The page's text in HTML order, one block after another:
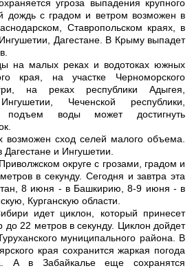
угроза выпадения крупного
дождь с градом и ветром возможен в
Ставропольском краях, в
Дагестане. В Крыму выпадет
на малых реках и водотоках южных
края, на участке Черноморского
на реках республики Адыгея,
Чеченской республики,
подъем воды может достигнуть
возможен сход селей малого объема.
и Ингушетии.
округе с грозами, градом и
в секунду. Сегодня и завтра эта
8 июня - в Башкирию, 8-9 июня - в
Курганскую области.
идет циклон, который принесет
до 22 метров в секунду. Циклон дойдет
муниципального района. В
края сохранится жаркая погода
А в Забайкалье еще сохранятся